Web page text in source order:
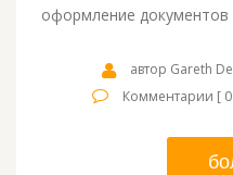
оформление документов
автор Gareth
Комментарии [